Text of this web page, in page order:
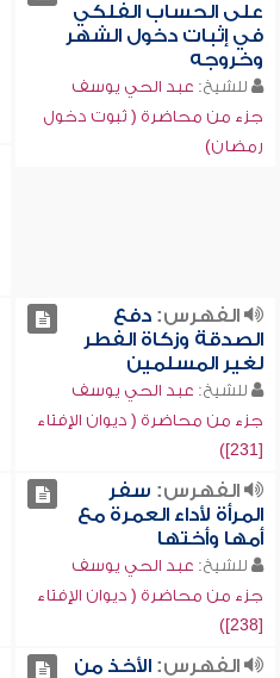
على الحساب الفلكي
في إثبات دخول الشهر
وخروجه
للشيخ: عبد الحي يوسف
جزء من محاضرة ( ثبوت دخول
رمضان)
الفهرس:دفع
الصدقة وزكاة الفطر
لغير المسلمين
للشيخ: عبد الحي يوسف
جزء من محاضرة ( ديوان الإفتاء
[231])
الفهرس: سفر
المرأة لأداء العمرة مع
أمها وأختها
للشيخ: عبد الحي يوسف
جزء من محاضرة ( ديوان الإفتاء
[238])
الفهرس:الأخذ من